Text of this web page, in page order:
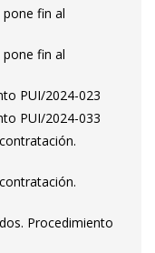
fin al
fin al
PUI/2024-023
PUI/2024-033
Procedimiento